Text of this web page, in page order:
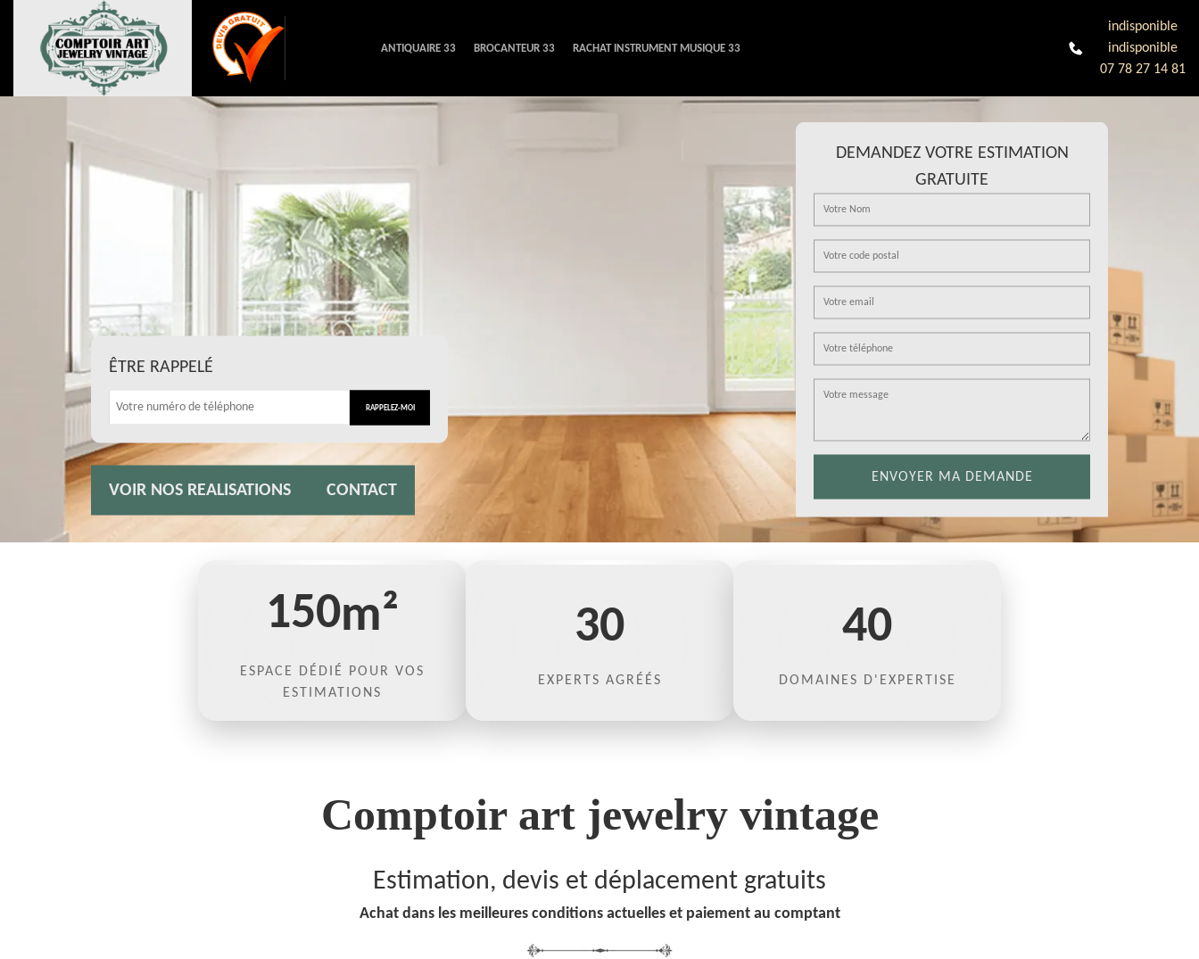
ANTIQUAIRE 33 BROCANTEUR 33 RACHAT INSTRUMENT MUSIQUE 33
indisponible
indisponible
07 78 27 14 81
ÊTRE RAPPELÉ
VOIR NOS REALISATIONS CONTACT
DEMANDEZ VOTRE ESTIMATION
GRATUITE
150m²
ESPACE DÉDIÉ POUR VOS
ESTIMATIONS
30
EXPERTS AGRÉÉS
40
DOMAINES D'EXPERTISE
Comptoir art jewelry vintage
Estimation, devis et déplacement gratuits
Achat dans les meilleures conditions actuelles et paiement au comptant